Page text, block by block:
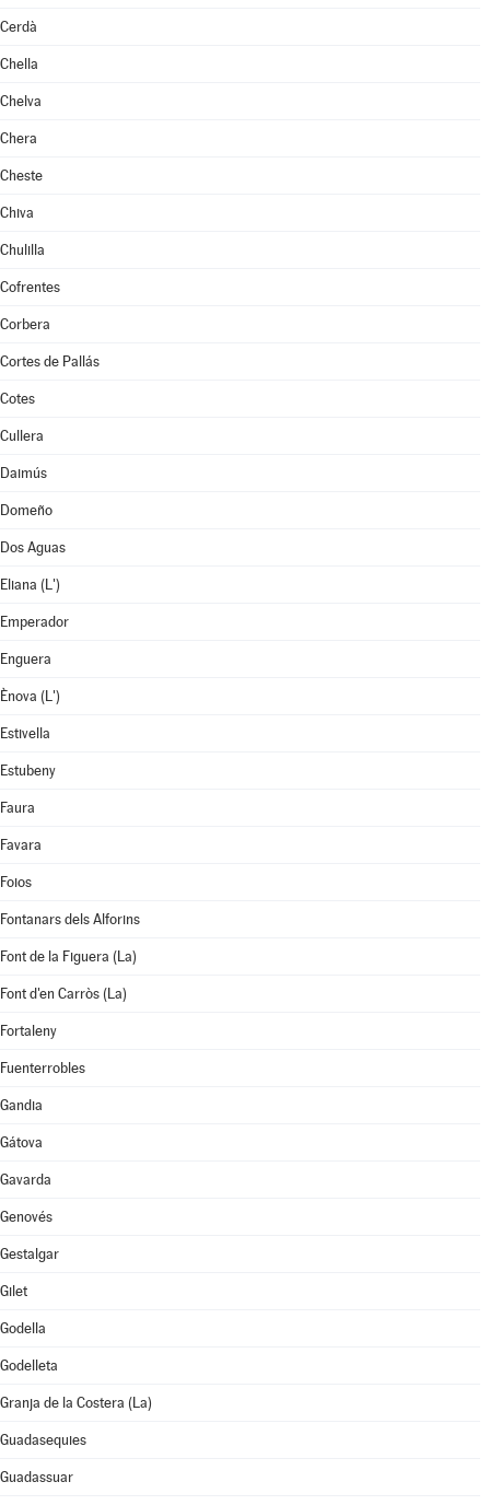
Cerdà
Chella
Chelva
Chera
Cheste
Chiva
Chulilla
Cofrentes
Corbera
Cortes de Pallás
Cotes
Cullera
Daimús
Domeño
Dos Aguas
Eliana (L')
Emperador
Enguera
Ènova (L')
Estivella
Estubeny
Faura
Favara
Foios
Fontanars dels Alforins
Font de la Figuera (La)
Font d'en Carròs (La)
Fortaleny
Fuenterrobles
Gandia
Gátova
Gavarda
Genovés
Gestalgar
Gilet
Godella
Godelleta
Granja de la Costera (La)
Guadasequies
Guadassuar